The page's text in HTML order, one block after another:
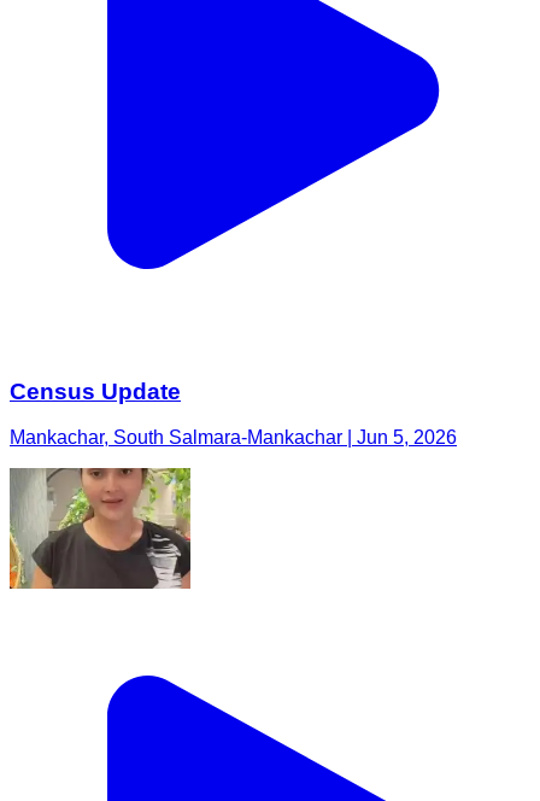
Census Update
Mankachar, South Salmara-Mankachar | Jun 5, 2026